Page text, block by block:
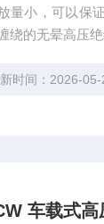
量小，可以保
绕的无晕高压
时间：2026-05-
车载式